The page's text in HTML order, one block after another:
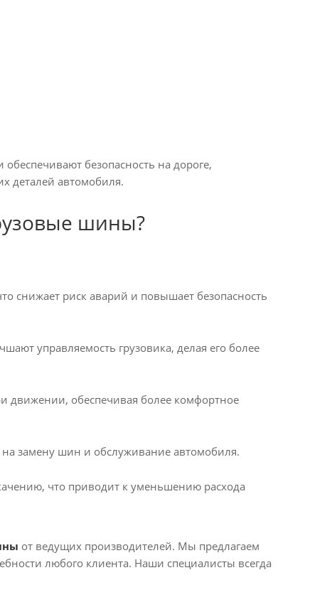
безопасность на дороге,
деталей автомобиля.
шины?
снижает риск аварий и повышает безопасность
управляемость грузовика, делая его более
обеспечивая более комфортное
замену шин и обслуживание автомобиля.
что приводит к уменьшению расхода
от ведущих производителей. Мы предлагаем
любого клиента. Наши специалисты всегда